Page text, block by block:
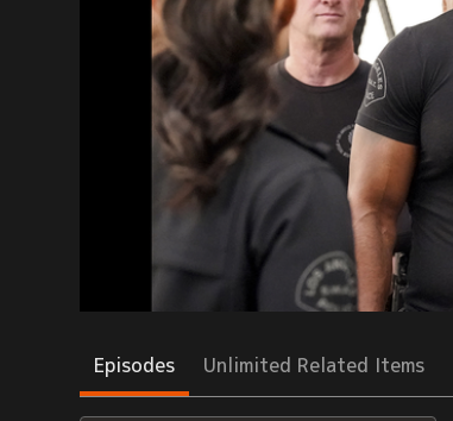
Episodes Unlimited Related Items